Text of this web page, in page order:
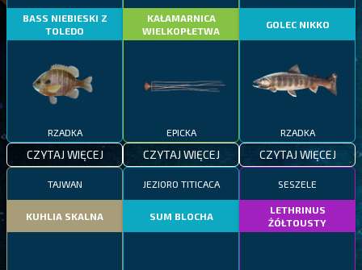
BASS NIEBIESKI Z
TOLEDO
RZADKA
CZYTAJ WIĘCEJ
KAŁAMARNICA
WIELKOPŁETWA
EPICKA
CZYTAJ WIĘCEJ
GOLEC NIKKO
RZADKA
CZYTAJ WIĘCEJ
TAJWAN
KUHLIA SKALNA
JEZIORO TITICACA
SUM BLOCHA
SESZELE
LETHRINUS
ŻÓŁTOUSTY